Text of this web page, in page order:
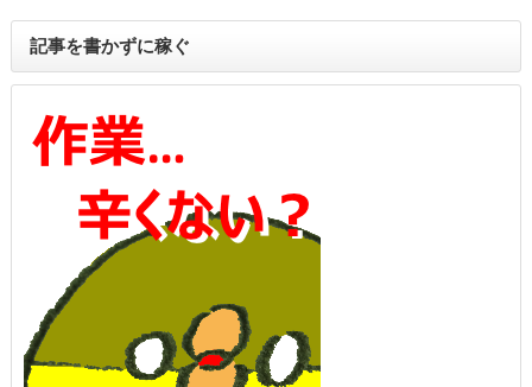
記事を書かずに稼ぐ